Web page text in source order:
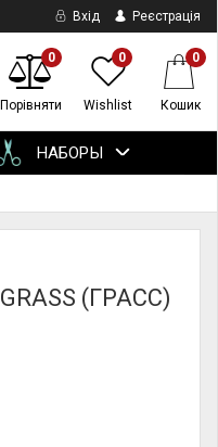
Вхід Реєстрація
0
Порівняти
0
Wishlist
0
Кошик
НАБОРЫ
(ГРАСС)